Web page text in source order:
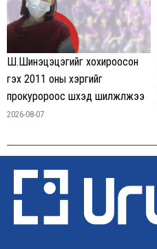
Ш.Шинэцэцэгийг хохироосон
гэх 2011 оны хэргийг
прокуророос шүүхэд шилжүүлжээ
2026-08-07